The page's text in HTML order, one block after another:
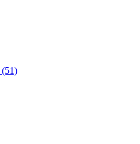
(51)